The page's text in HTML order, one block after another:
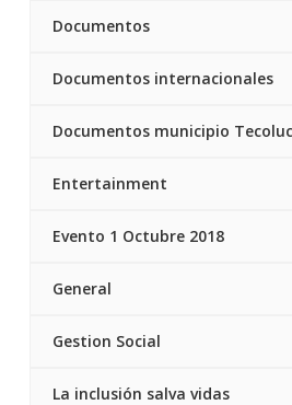
Documentos
Documentos internacionales
Documentos municipio
Entertainment
Evento 1 Octubre 2018
General
Gestion Social
La inclusión salva vidas